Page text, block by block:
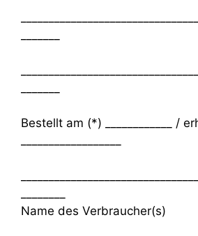
Bestellt am (*) ____________ /
Name des Verbraucher(s)